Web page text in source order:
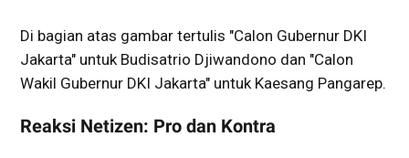
Di bagian atas gambar tertulis "Calon Gubernur DKI
Jakarta" untuk Budisatrio Djiwandono dan "Calon
Wakil Gubernur DKI Jakarta" untuk Kaesang Pangarep.
Reaksi Netizen: Pro dan Kontra